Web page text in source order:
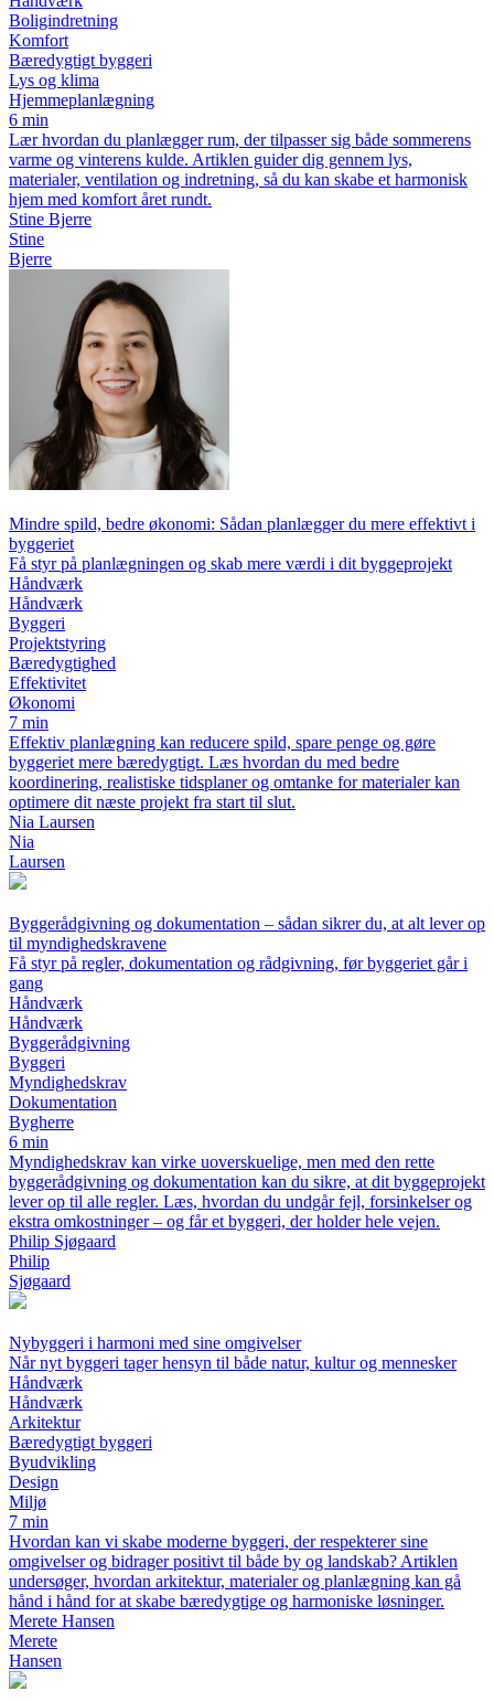
Boligindretning
Komfort
Bæredygtigt byggeri
Lys og klima
Hjemmeplanlægning
6 min
Lær hvordan du planlægger rum, der tilpasser sig både sommerens
varme og vinterens kulde. Artiklen guider dig gennem lys,
materialer, ventilation og indretning, så du kan skabe et harmonisk
hjem med komfort året rundt.
Stine Bjerre
Stine
Bjerre
Mindre spild, bedre økonomi: Sådan planlægger du mere effektivt i
byggeriet
Få styr på planlægningen og skab mere værdi i dit byggeprojekt
Håndværk
Håndværk
Byggeri
Projektstyring
Bæredygtighed
Effektivitet
Økonomi
7 min
Effektiv planlægning kan reducere spild, spare penge og gøre
byggeriet mere bæredygtigt. Læs hvordan du med bedre
koordinering, realistiske tidsplaner og omtanke for materialer kan
optimere dit næste projekt fra start til slut.
Nia Laursen
Nia
Laursen
Byggerådgivning og dokumentation – sådan sikrer du, at alt lever op
til myndighedskravene
Få styr på regler, dokumentation og rådgivning, før byggeriet går i
gang
Håndværk
Håndværk
Byggerådgivning
Byggeri
Myndighedskrav
Dokumentation
Bygherre
6 min
Myndighedskrav kan virke uoverskuelige, men med den rette
byggerådgivning og dokumentation kan du sikre, at dit byggeprojekt
lever op til alle regler. Læs, hvordan du undgår fejl, forsinkelser og
ekstra omkostninger – og får et byggeri, der holder hele vejen.
Philip Sjøgaard
Philip
Sjøgaard
Nybyggeri i harmoni med sine omgivelser
Når nyt byggeri tager hensyn til både natur, kultur og mennesker
Håndværk
Håndværk
Arkitektur
Bæredygtigt byggeri
Byudvikling
Design
Miljø
7 min
Hvordan kan vi skabe moderne byggeri, der respekterer sine
omgivelser og bidrager positivt til både by og landskab? Artiklen
undersøger, hvordan arkitektur, materialer og planlægning kan gå
hånd i hånd for at skabe bæredygtige og harmoniske løsninger.
Merete Hansen
Merete
Hansen